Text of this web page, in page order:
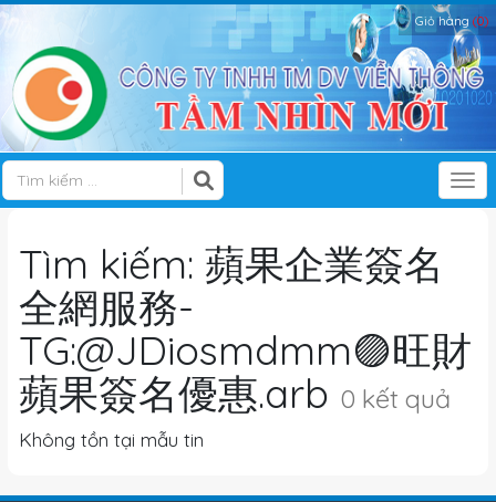
Giỏ hàng (0)
Tìm kiếm: 蘋果企業簽名
全網服務-
TG:@JDiosmdmm🟣旺財
蘋果簽名優惠.arb 0 kết quả
Không tồn tại mẫu tin